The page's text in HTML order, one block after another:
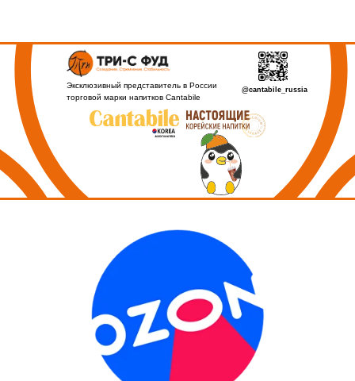
Эксклюзивный представитель в России
торговой марки напитков Cantabile
@cantabile_russia